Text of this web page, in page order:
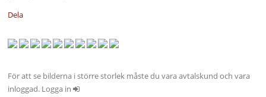
Dela
För att se bilderna i större storlek måste du vara avtalskund och vara
inloggad. Logga in